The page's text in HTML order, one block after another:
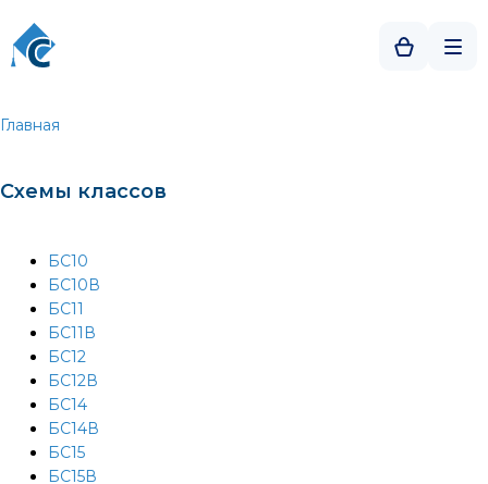
Главная
Схемы классов
БС10
БС10В
БС11
БС11В
БС12
БС12В
БС14
БС14В
БС15
БС15В